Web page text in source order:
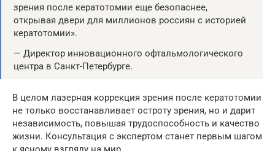
зрения после кератотомии еще безопаснее,
открывая двери для миллионов россиян с историей
кератотомии».
— Директор инновационного офтальмологического
центра в Санкт-Петербурге.
В целом лазерная коррекция зрения после кератотомии
не только восстанавливает остроту зрения, но и дарит
независимость, повышая трудоспособность и качество
жизни. Консультация с экспертом станет первым шагом